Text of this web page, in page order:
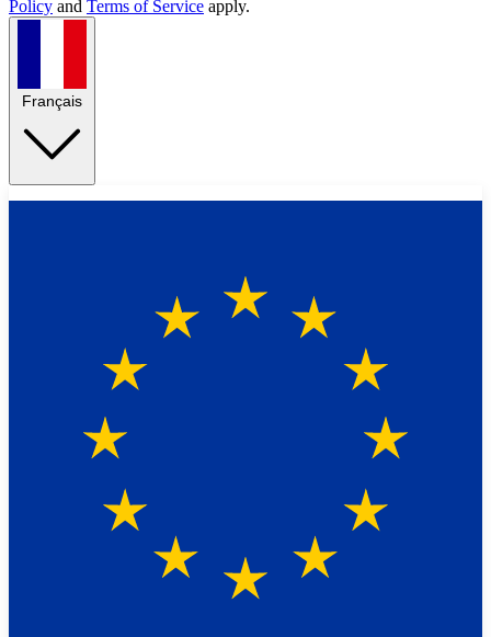
Policy and Terms of Service apply.
Français